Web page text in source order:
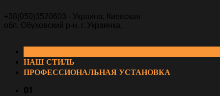
+38(050)3520603 - Украина, Киевская
обл. Обуховский р-н. г. Украинка.
НАШ СТИЛЬ
ПРОФЕССИОНАЛЬНАЯ УСТАНОВКА
01